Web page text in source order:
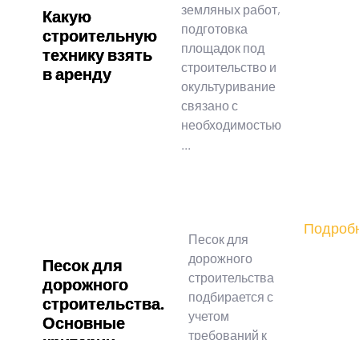
Какую
строительную
технику взять
в аренду
земляных работ,
подготовка
площадок под
строительство и
окультуривание
связано с
необходимостью
Песок для
дорожного
строительства.
Основные
Песок для
дорожного
строительства
подбирается с
учетом
требований к